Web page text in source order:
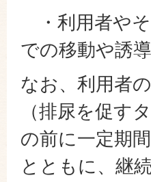
・利用者や
での移動や誘
なお、利用者
（排尿を促す
の前に一定期
とともに、継